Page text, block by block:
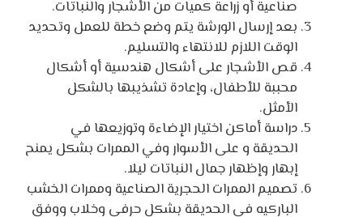
صناعية أو زراعة كميات من الأشجار والنباتات.
بعد إرسال الورشة يتم وضع خطة للعمل وتحديد
الوقت اللازم للانتهاء والتسليم.
قص الأشجار على أشكال هندسية أو أشكال
محببة للأطفال، وإعادة تشذيبها بالشكل
الأمثل.
دراسة أماكن اختيار الإضاءة وتوزيعها في
الحديقة و على الأسوار وفي الممرات بشكل يمنح
إبهار وإظهار جمال النباتات ليلا.
تصميم الممرات الحجرية الصناعية وممرات الخشب
الباركيه في الحديقة بشكل حرفي وخلاب ووفق